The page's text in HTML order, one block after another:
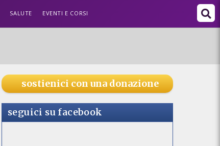
SALUTE EVENTI E CORSI
sostienici con una donazione
seguici su facebook